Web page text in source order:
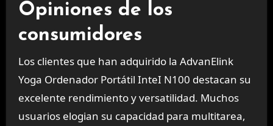
Opiniones de los
consumidores
Los clientes que han adquirido la AdvanElink
Yoga Ordenador Portátil InteI N100 destacan su
excelente rendimiento y versatilidad. Muchos
usuarios elogian su capacidad para multitarea,